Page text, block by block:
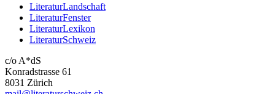
LiteraturLandschaft
LiteraturFenster
LiteraturLexikon
LiteraturSchweiz
c/o A*dS
Konradstrasse 61
8031 Zürich